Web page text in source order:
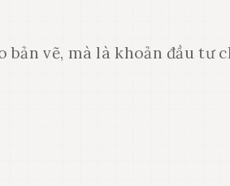
vẽ, mà là khoản đầu tư